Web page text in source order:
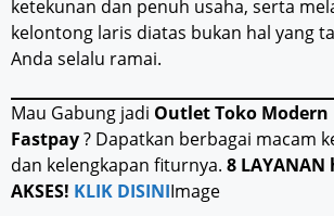
ketekunan dan penuh usaha, serta
kelontong laris diatas bukan hal yang
Anda selalu ramai.
Mau Gabung jadi Outlet Toko Modern
Fastpay? Dapatkan berbagai macam
dan kelengkapan fiturnya. 8
AKSES! KLIK DISINIImage